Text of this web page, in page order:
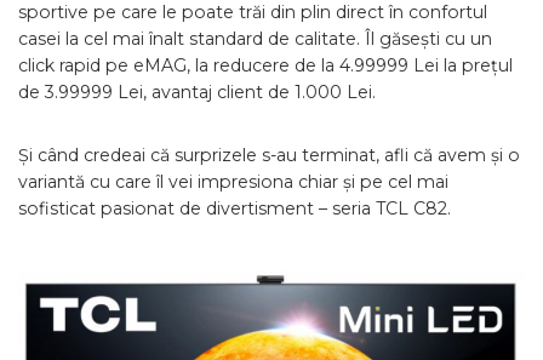
sportive pe care le poate trăi din plin direct în confortul
casei la cel mai înalt standard de calitate. Îl găsești cu un
click rapid pe eMAG, la reducere de la 4.99999 Lei la prețul
de 3.99999 Lei, avantaj client de 1.000 Lei.
Și când credeai că surprizele s-au terminat, afli că avem și o
variantă cu care îl vei impresiona chiar și pe cel mai
sofisticat pasionat de divertisment – seria TCL C82.